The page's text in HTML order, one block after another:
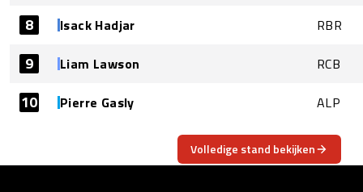
8 Isack Hadjar RBR
9 Liam Lawson RCB
10 Pierre Gasly ALP
Volledige stand bekijken